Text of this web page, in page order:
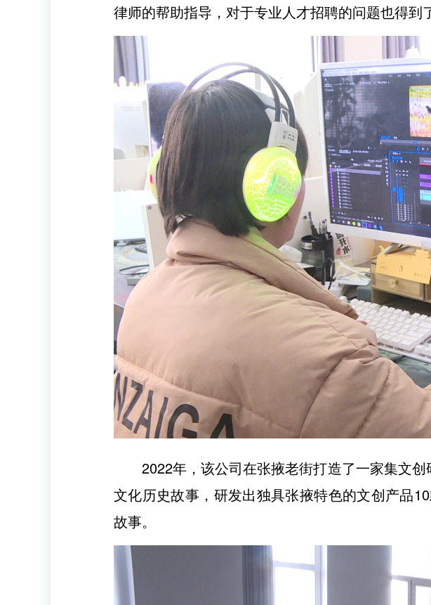
律师的帮助指导，对于专业人才招聘的问题也得到
2022年，该公司在张掖老街打造了一家集文
文化历史故事，研发出独具张掖特色的文创产品
故事。